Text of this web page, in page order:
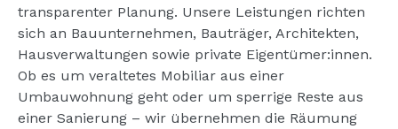
transparenter Planung. Unsere Leistungen richten
sich an Bauunternehmen, Bauträger, Architekten,
Hausverwaltungen sowie private Eigentümer:innen.
Ob es um veraltetes Mobiliar aus einer
Umbauwohnung geht oder um sperrige Reste aus
einer Sanierung – wir übernehmen die Räumung